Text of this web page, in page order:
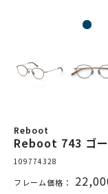
Reboot
Reboot 743 ゴ
109774328
フレーム価格：